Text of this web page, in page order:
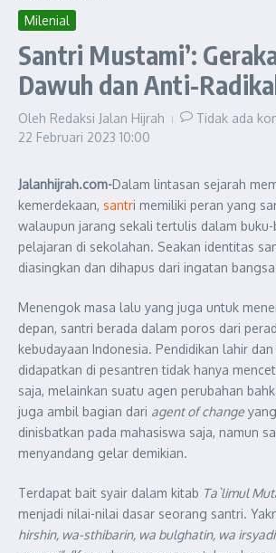
Milenial
Santri Mustami’:
Dawuh dan Anti-
Oleh Redaksi Jalan Hijrah
Tidak ada
22 Februari 2023 10:00
Jalanhijrah.com-Dalam lintasan sejarah
kemerdekaan, santri memiliki peran yang
walaupun jarang sekali tertulis dalam buku-
pelajaran di sekolahan. Seakan identitas
diasingkan dan dihapus dari ingatan
Menengok masa lalu yang juga untuk
depan, santri berada dalam poros dari
kebudayaan Indonesia. Pendidikan lahir
didapatkan di pesantren tidak hanya
saja, melainkan suatu agen perubahan
juga ambil bagian dari agent of change
dinisbatkan pada mahasiswa saja, namun
menyandang gelar demikian.
Terdapat bait syair dalam kitab Ta`limul
menjadi nilai-nilai dasar seorang santri.
hirshin, wa-sthibarin, wa bulghatin, wa